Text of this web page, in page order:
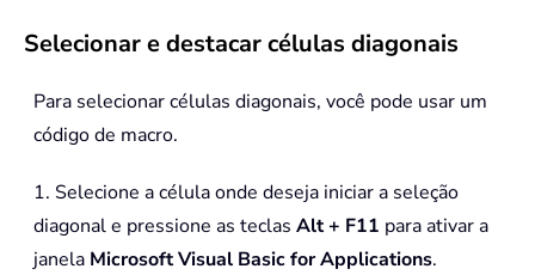
Selecionar e destacar células diagonais
Para selecionar células diagonais, você pode usar um
código de macro.
1. Selecione a célula onde deseja iniciar a seleção
diagonal e pressione as teclas Alt + F11 para ativar a
janela Microsoft Visual Basic for Applications.